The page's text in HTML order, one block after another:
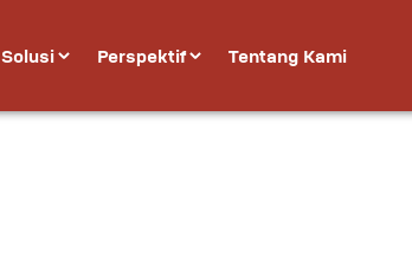
Solusi Perspektif Tentang Kami